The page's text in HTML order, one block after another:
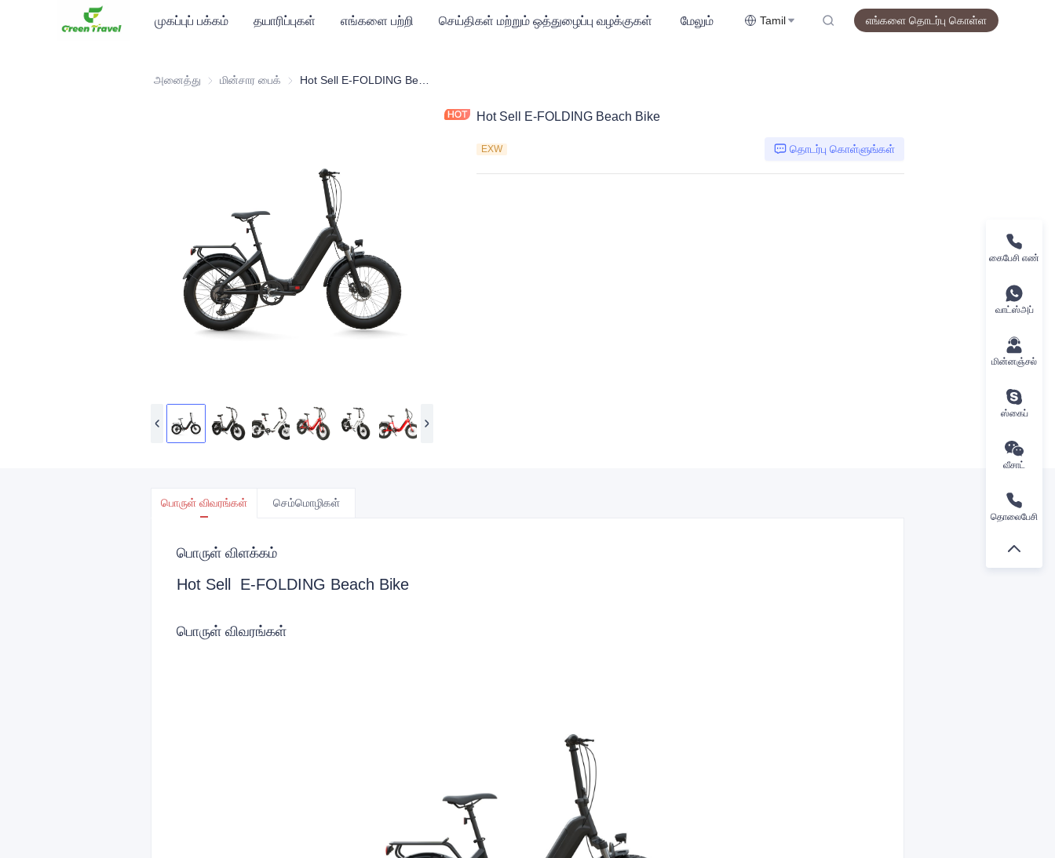
முகப்புப் பக்கம் தயாரிப்புகள் எங்களை பற்றி செய்திகள் மற்றும் ஒத்துழைப்பு வழக்குகள் மேலும் Tamil எங்களை தொடர்பு கொள்ள
அனைத்து மின்சார பைக் மின்சார பைக்
Hot Sell E-FOLDING Beach Bike
EXW தொடர்பு கொள்ளுங்கள்
பொருள் விவரங்கள் செம்மொழிகள்
பொருள் விளக்கம்
Hot Sell E-FOLDING Beach Bike
பொருள் விவரங்கள்
கைபேசி எண்
வாட்ஸ்அப்
மின்னஞ்சல்
ஸ்கைப்
வீசாட்
தொலைபேசி